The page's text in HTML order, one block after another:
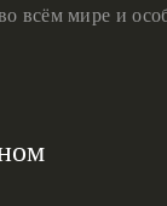
всём мире и